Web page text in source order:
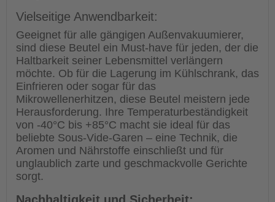
Vielseitige Anwendbarkeit:
Geeignet für alle gängigen Außenvakuumierer,
sind diese Beutel ein Must-have für jeden, der die
Haltbarkeit seiner Lebensmittel verlängern
möchte. Ob für die Lagerung im Kühlschrank, das
Einfrieren oder sogar für das
Mikrowellenerhitzen, diese Beutel meistern jede
Herausforderung. Ihre Temperaturbeständigkeit
von -40°C bis +85°C macht sie ideal für das
beliebte Sous-Vide-Garen – eine Technik, die
Aromen und Nährstoffe einschließt und für
unglaublich zarte und geschmackvolle Gerichte
sorgt.